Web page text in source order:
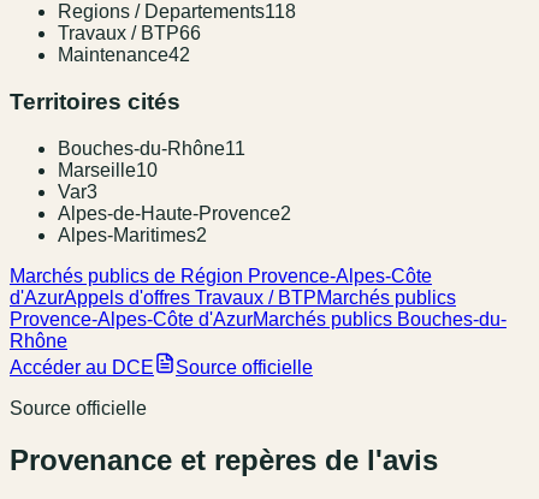
Regions / Departements118
Travaux / BTP66
Maintenance42
Territoires cités
Bouches-du-Rhône11
Marseille10
Var3
Alpes-de-Haute-Provence2
Alpes-Maritimes2
Marchés publics de Région Provence-Alpes-Côte
d'AzurAppels d'offres Travaux / BTPMarchés publics
Provence-Alpes-Côte d'AzurMarchés publics Bouches-du-
Rhône
Accéder au DCE
Source officielle
Source officielle
Provenance et repères de l'avis